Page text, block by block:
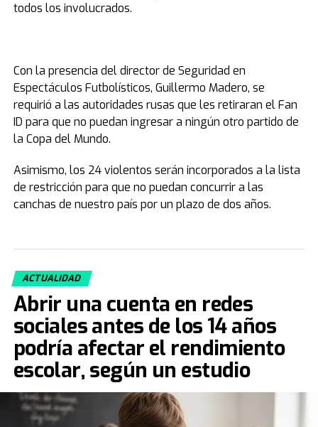
todos los involucrados.
Con la presencia del director de Seguridad en
Espectáculos Futbolísticos, Guillermo Madero, se
requirió a las autoridades rusas que les retiraran el Fan
ID para que no puedan ingresar a ningún otro partido de
la Copa del Mundo.
Asimismo, los 24 violentos serán incorporados a la lista
de restricción para que no puedan concurrir a las
canchas de nuestro país por un plazo de dos años.
ACTUALIDAD
Abrir una cuenta en redes
sociales antes de los 14 años
podría afectar el rendimiento
escolar, según un estudio